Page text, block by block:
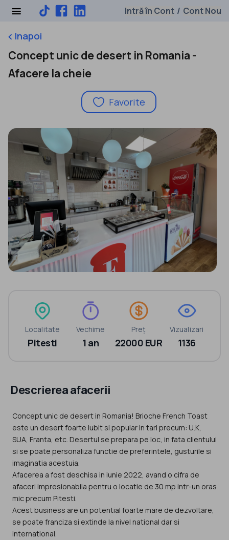
Intră în Cont / Cont Nou
keyboard_arrow_leftInapoi
Concept unic de desert in Romania -
Afacere la cheie
Favorite
Localitate
Pitesti
Vechime
1 an
Preț
22000 EUR
Vizualizari
1136
Descrierea afacerii
Concept unic de desert in Romania! Brioche French Toast
este un desert foarte iubit si popular in tari precum: U.K,
SUA, Franta, etc. Desertul se prepara pe loc, in fata clientului
si se poate personaliza functie de preferintele, gusturile si
imaginatia acestuia.
Afacerea a fost deschisa in iunie 2022, avand o cifra de
afaceri impresionabila pentru o locatie de 30 mp intr-un oras
mic precum Pitesti.
Acest business are un potential foarte mare de dezvoltare,
se poate franciza si extinde la nivel national dar si
international.